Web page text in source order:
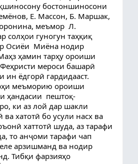
бостоншиносони
Е. Массон, Б. Маршак,
меъмор  Л.
солҳои гуногун таҳқиқ
Осиёи  Миёна нодир
ҳамин тарҳу ороиши
мероси башарӣ
ёдгорӣ гардидааст.
ҳандасии  пештоқ-
ки аз лой дар шакли
ва хатотӣ бо усули насх ва
хаттотӣ шуда, аз тарафи
то анҷоми тарафи чап
арзишманд ва нодир
Тибқи фарзияҳо